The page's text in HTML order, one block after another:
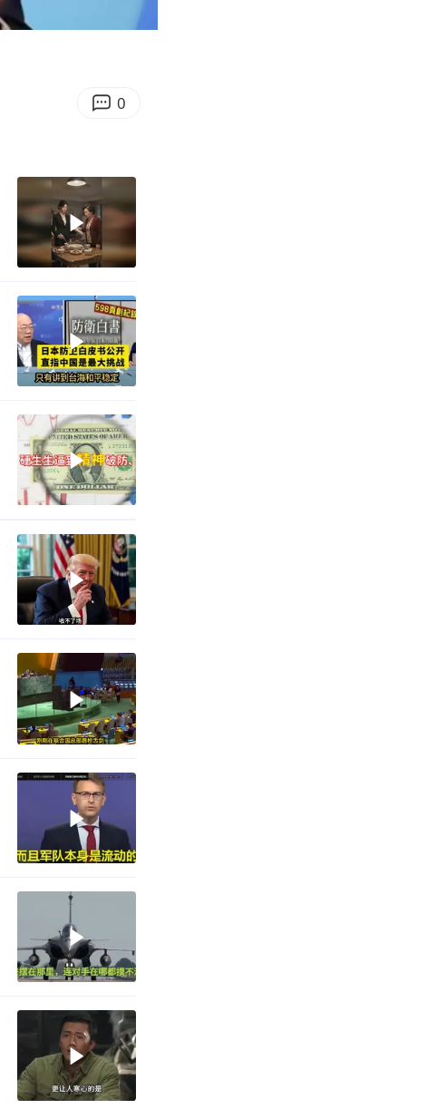
Enter
0